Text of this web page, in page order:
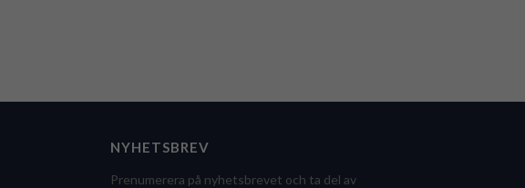
NYHETSBREV
Prenumerera på nyhetsbrevet och ta del av